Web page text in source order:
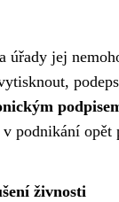
úřady jej
podnikání opět
živnosti